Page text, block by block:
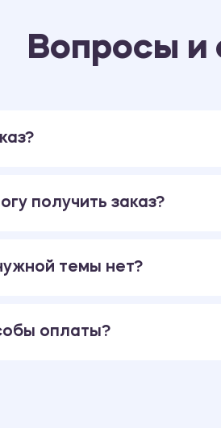
Вопросы и
получить заказ?
темы нет?
оплаты?